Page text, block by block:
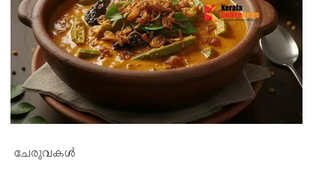
ചേരുവകൾ